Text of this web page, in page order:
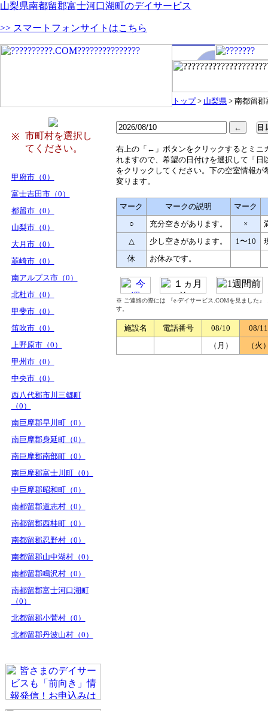
山梨県南都留郡富士河口湖町のデイサービス
>> スマートフォンサイトはこちら
トップ> 山梨県 > 南都留
※
市町村を選択し
てください。
甲府市（0）
富士吉田市（0）
都留市（0）
山梨市（0）
大月市（0）
韮崎市（0）
南アルプス市（0）
北杜市（0）
甲斐市（0）
笛吹市（0）
上野原市（0）
甲州市（0）
中央市（0）
西八代郡市川三郷町
（0）
南巨摩郡早川町（0）
南巨摩郡身延町（0）
南巨摩郡南部町（0）
南巨摩郡富士川町（0）
中巨摩郡昭和町（0）
南都留郡道志村（0）
南都留郡西桂町（0）
南都留郡忍野村（0）
南都留郡山中湖村（0）
南都留郡鳴沢村（0）
南都留郡富士河口湖町
（0）
北都留郡小菅村（0）
北都留郡丹波山村（0）
右上の「←」ボタンをクリックするとミニ
れますので、希望の日付けを選択して「日
をクリックしてください。下の空室情報が
変ります。
マーク マークの説明
マーク
○
充分空きがあります。 ×
△
少し空きがあります。 1〜10
休
お休みです。
※ ご連絡の際には 『e-デイサービス.COMを見ました
す。
施設名 電話番号 08/10
08/11
（月）
（火